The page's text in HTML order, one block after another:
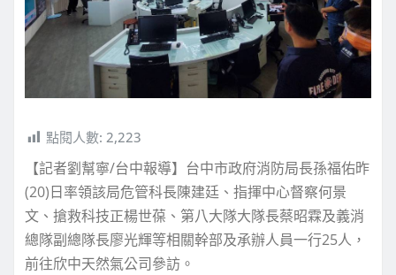
點閱人數: 2,223
【記者劉幫寧/台中報導】台中市政府消防局長孫福佑昨
(20)日率領該局危管科長陳建廷、指揮中心督察何景
文、搶救科技正楊世葆、第八大隊大隊長蔡昭霖及義消
總隊副總隊長廖光輝等相關幹部及承辦人員一行25人，
前往欣中天然氣公司參訪。